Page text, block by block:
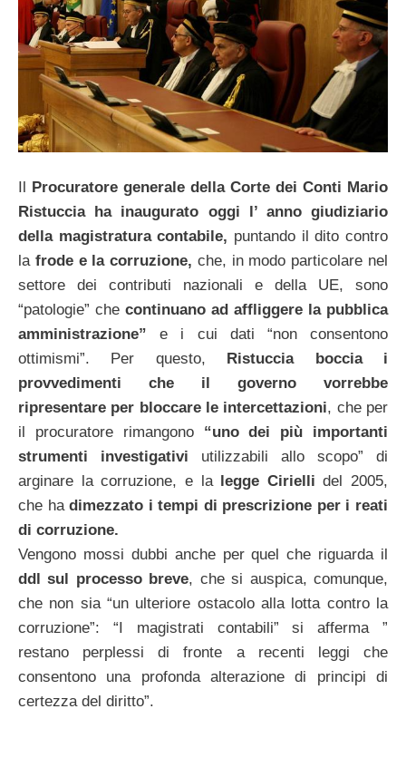
Procuratore generale della Corte dei Conti Mario
Ristuccia ha inaugurato oggi l’ anno giudiziario
della magistratura contabile, puntando il dito contro
la frode e la corruzione, che, in modo particolare nel
settore dei contributi nazionali e della UE, sono
“patologie” che continuano ad affliggere la pubblica
amministrazione”e i cui dati “non consentono
ottimismi”. Per questo,
Ristuccia boccia i
provvedimenti che il governo vorrebbe
ripresentare per bloccare le intercettazioni, che per
il procuratore rimangono “uno dei più importanti
strumenti investigativi utilizzabili allo scopo” di
arginare la corruzione, e la
legge Ciriellidel 2005,
che hadimezzato i tempi di prescrizione per i reati
di corruzione.
Vengono mossi dubbi anche per quel che riguarda il
ddl sul processo breve, che si auspica, comunque,
che non sia “un ulteriore ostacolo alla lotta contro la
corruzione”: “I magistrati contabili” si afferma ”
restano perplessi di fronte a recenti leggi che
consentono una profonda alterazione di principi di
certezza del diritto”.